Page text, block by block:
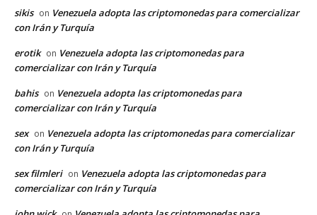
sikis on Venezuela adopta las criptomonedas para comercializar
con Irán y Turquía
erotik on Venezuela adopta las criptomonedas para
comercializar con Irán y Turquía
bahis on Venezuela adopta las criptomonedas para
comercializar con Irán y Turquía
sex on Venezuela adopta las criptomonedas para comercializar
con Irán y Turquía
sex filmleri on Venezuela adopta las criptomonedas para
comercializar con Irán y Turquía